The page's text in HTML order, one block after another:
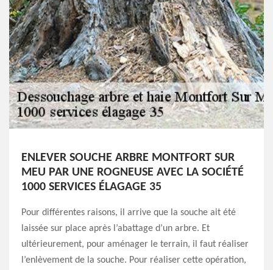
ENLEVER SOUCHE ARBRE MONTFORT SUR
MEU PAR UNE ROGNEUSE AVEC LA SOCIÉTÉ
1000 SERVICES ÉLAGAGE 35
Pour différentes raisons, il arrive que la souche ait été
laissée sur place après l’abattage d’un arbre. Et
ultérieurement, pour aménager le terrain, il faut réaliser
l’enlèvement de la souche. Pour réaliser cette opération,